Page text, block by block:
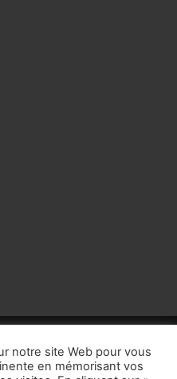
notre site Web pour vous
en mémorisant vos